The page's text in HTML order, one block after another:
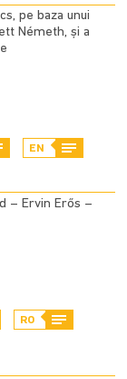
pe baza unui
Németh, și a
EN
– Ervin Erős –
RO